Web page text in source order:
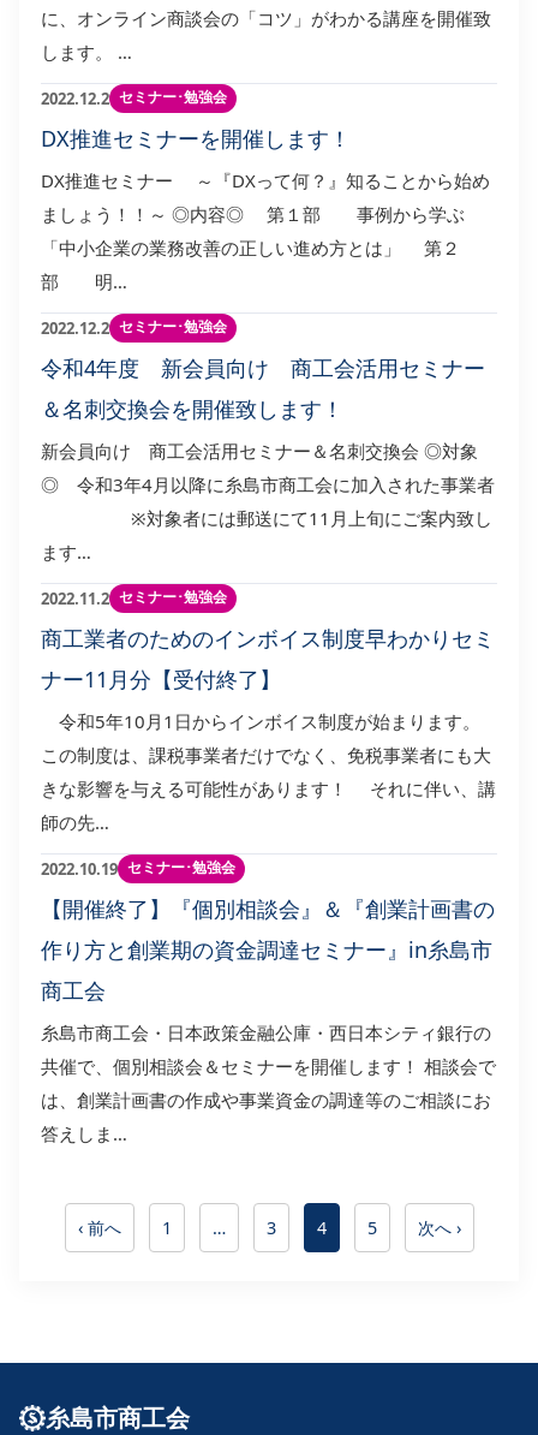
に、オンライン商談会の「コツ」がわかる講座を開催致
します。 …
2022.12.2 セミナー･勉強会
DX推進セミナーを開催します！
DX推進セミナー ～『DXって何？』知ることから始め
ましょう！！～ ◎内容◎ 第１部 事例から学ぶ
「中小企業の業務改善の正しい進め方とは」 第２
部 明…
2022.12.2 セミナー･勉強会
令和4年度 新会員向け 商工会活用セミナー
＆名刺交換会を開催致します！
新会員向け 商工会活用セミナー＆名刺交換会 ◎対象
◎ 令和3年4月以降に糸島市商工会に加入された事業者
※対象者には郵送にて11月上旬にご案内致し
ます…
2022.11.2 セミナー･勉強会
商工業者のためのインボイス制度早わかりセミ
ナー11月分【受付終了】
令和5年10月1日からインボイス制度が始まります。
この制度は、課税事業者だけでなく、免税事業者にも大
きな影響を与える可能性があります！ それに伴い、講
師の先…
2022.10.19 セミナー･勉強会
【開催終了】『個別相談会』＆『創業計画書の
作り方と創業期の資金調達セミナー』in糸島市
商工会
糸島市商工会・日本政策金融公庫・西日本シティ銀行の
共催で、個別相談会＆セミナーを開催します！ 相談会で
は、創業計画書の作成や事業資金の調達等のご相談にお
答えしま…
ゲ
ー
‹ 前へ 1 … 3 4 5 次へ ›
糸島市商工会